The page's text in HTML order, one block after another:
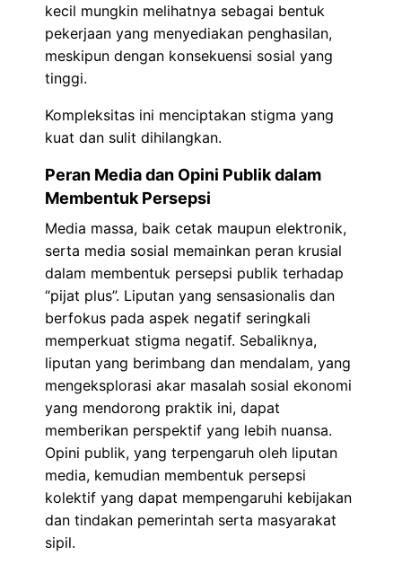
kecil mungkin melihatnya sebagai bentuk
pekerjaan yang menyediakan penghasilan,
meskipun dengan konsekuensi sosial yang
tinggi.
Kompleksitas ini menciptakan stigma yang
kuat dan sulit dihilangkan.
Peran Media dan Opini Publik dalam
Membentuk Persepsi
Media massa, baik cetak maupun elektronik,
serta media sosial memainkan peran krusial
dalam membentuk persepsi publik terhadap
“pijat plus”. Liputan yang sensasionalis dan
berfokus pada aspek negatif seringkali
memperkuat stigma negatif. Sebaliknya,
liputan yang berimbang dan mendalam, yang
mengeksplorasi akar masalah sosial ekonomi
yang mendorong praktik ini, dapat
memberikan perspektif yang lebih nuansa.
Opini publik, yang terpengaruh oleh liputan
media, kemudian membentuk persepsi
kolektif yang dapat mempengaruhi kebijakan
dan tindakan pemerintah serta masyarakat
sipil.